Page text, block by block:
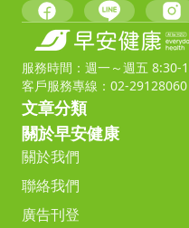
服務時間：週一～週五 8:30-
客戶服務專線：02-29128060
文章分類
關於早安健康
關於我們
聯絡我們
廣告刊登